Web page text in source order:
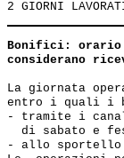
Bonifici:
considerano
La giornata
entro i quali i
- tramite i
di sabato e
- allo sportello